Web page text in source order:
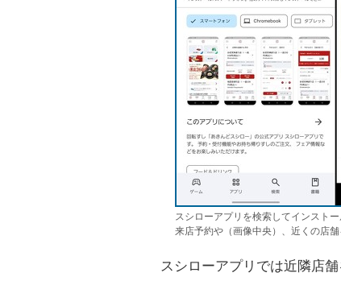
スシローアプリを検索してインスト
来店予約や（画像中央）、近くの店舗
スシローアプリでは近隣店